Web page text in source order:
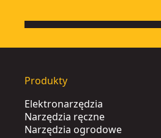
Produkty
Elektronarzędzia
Narzędzia ręczne
Narzędzia ogrodowe